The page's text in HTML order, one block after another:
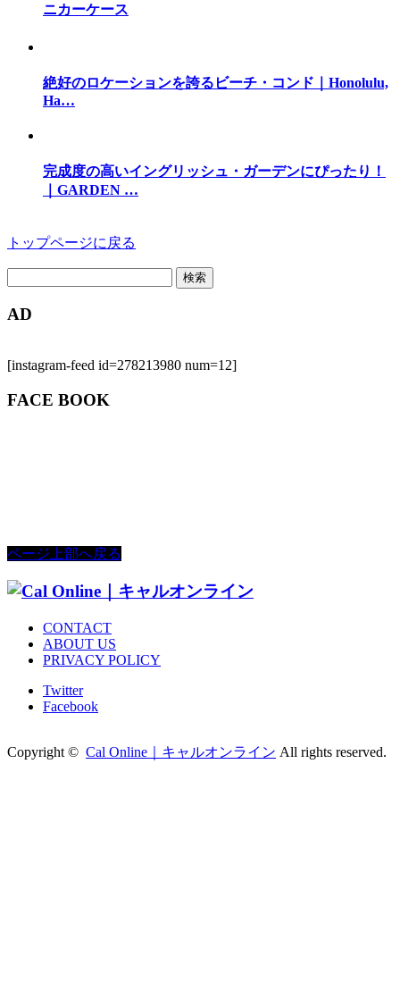
ニカーケース
絶好のロケーションを誇るビーチ・コンド｜Honolulu,
Ha…
完成度の高いイングリッシュ・ガーデンにぴったり！
｜GARDEN …
トップページに戻る
AD
[instagram-feed id=278213980 num=12]
FACE BOOK
ページ上部へ戻る
CONTACT
ABOUT US
PRIVACY POLICY
Twitter
Facebook
Copyright © Cal Online｜キャルオンライン All rights reserved.